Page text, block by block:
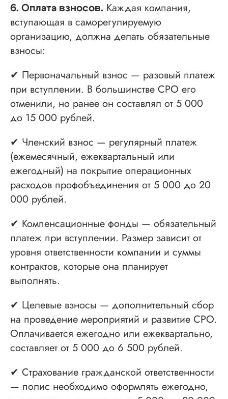
6. Оплата взносов. Каждая компания,
вступающая в саморегулируемую
организацию, должна делать обязательные
взносы:
✔ Первоначальный взнос — разовый платеж
при вступлении. В большинстве СРО его
отменили, но ранее он составлял от 5 000
до 15 000 рублей.
✔ Членский взнос — регулярный платеж
(ежемесячный, ежеквартальный или
ежегодный) на покрытие операционных
расходов профобъединения от 5 000 до 20
000 рублей.
✔ Компенсационные фонды — обязательный
платеж при вступлении. Размер зависит от
уровня ответственности компании и суммы
контрактов, которые она планирует
выполнять.
✔ Целевые взносы — дополнительный сбор
на проведение мероприятий и развитие СРО.
Оплачивается ежегодно или ежеквартально,
составляет от 5 000 до 6 500 рублей.
✔ Страхование гражданской ответственности
— полис необходимо оформлять ежегодно,
Политика конфиденциальности
Согласие на обработку персональных данных